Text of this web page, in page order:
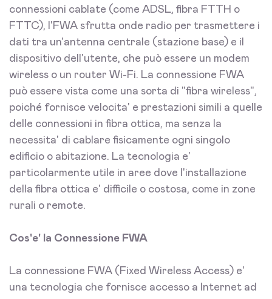
connessioni cablate (come ADSL, fibra FTTH o
FTTC), l'FWA sfrutta onde radio per trasmettere i
dati tra un'antenna centrale (stazione base) e il
dispositivo dell'utente, che può essere un modem
wireless o un router Wi-Fi. La connessione FWA
può essere vista come una sorta di "fibra wireless",
poiché fornisce velocita' e prestazioni simili a quelle
delle connessioni in fibra ottica, ma senza la
necessita' di cablare fisicamente ogni singolo
edificio o abitazione. La tecnologia e'
particolarmente utile in aree dove l'installazione
della fibra ottica e' difficile o costosa, come in zone
rurali o remote.
Cos'e' la Connessione FWA
La connessione FWA (Fixed Wireless Access) e'
una tecnologia che fornisce accesso a Internet ad